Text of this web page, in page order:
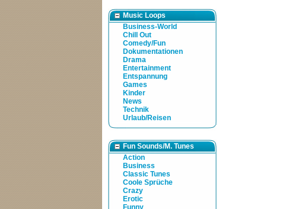
Music Loops
Business-World
Chill Out
Comedy/Fun
Dokumentationen
Drama
Entertainment
Entspannung
Games
Kinder
News
Technik
Urlaub/Reisen
Fun Sounds/M. Tunes
Action
Business
Classic Tunes
Coole Sprüche
Crazy
Erotic
Funny